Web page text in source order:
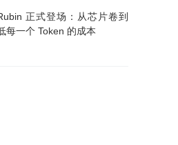
正式登场：从芯片卷到
每一个 Token 的成本